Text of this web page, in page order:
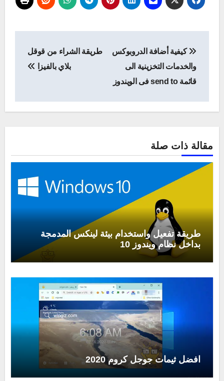
المقالات
كيفية أضافة الدروبوكس
والخدمات التخزينية الى
قائمة send to فى الويندوز
طريقة الشراء من قوقل
بلاي بالفيزا
مقالة ذات صلة
طريقة تفعيل واستخدام بيئة لينكس المدمجة
بداخل نظام ويندوز 10
افضل ثيمات جوجل كروم 2020